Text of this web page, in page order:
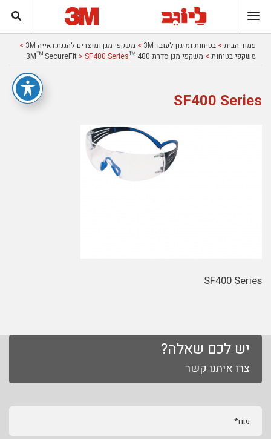
עמוד הבית > בטיחות ומיגון לעובד 3M > משקפי מגן ומוצרים להגנת ראייה 3M
>
משקפי בטיחות > משקפי מגן סדרת 400 ™3M™ SecureFit > SF400 Series
SF400 Series
SF400 Series
יש לכם שאלה?
צרו איתנו קשר
שם*